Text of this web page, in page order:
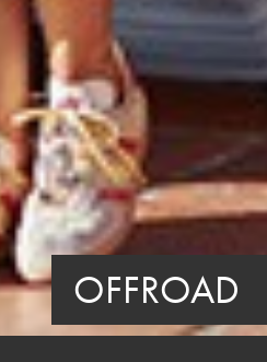
OFFROAD